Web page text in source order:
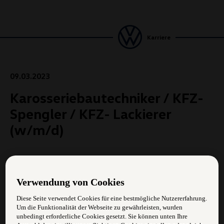
Karriere
09.03.2023
Karosseriebautechniker / KFZ-
Spengler / KFZ- Lackierer
(w/m/d)
Aufgabengebiet:
Montieren und Demontieren von Fahrzeugteilen
Verwendung von Cookies
Diese Seite verwendet Cookies für eine bestmögliche Nutzererfahrung.
Um die Funktionalität der Webseite zu gewährleisten, wurden
unbedingt erforderliche Cookies gesetzt. Sie können unten Ihre